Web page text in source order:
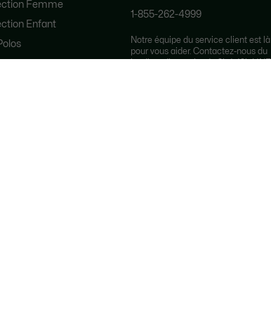
Femme
Enfant
1-855-262-4999
Notre équipe du service client est là
pour vous aider. Contactez-nous du